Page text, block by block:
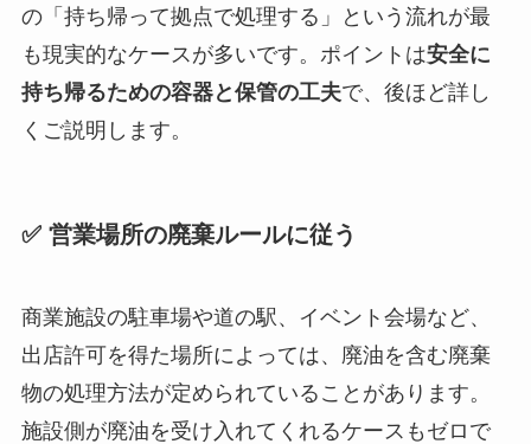
の「持ち帰って拠点で処理する」という流れが最
も現実的なケースが多いです。ポイントは安全に
持ち帰るための容器と保管の工夫で、後ほど詳し
くご説明します。
✅ 営業場所の廃棄ルールに従う
商業施設の駐車場や道の駅、イベント会場など、
出店許可を得た場所によっては、廃油を含む廃棄
物の処理方法が定められていることがあります。
施設側が廃油を受け入れてくれるケースもゼロで